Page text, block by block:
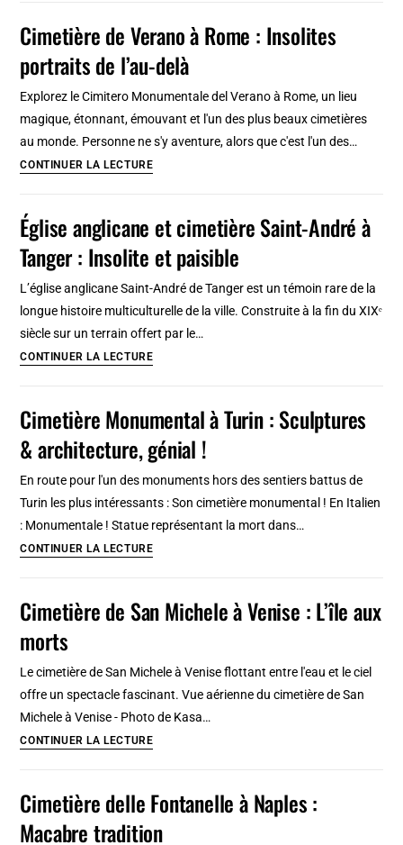
Tétouan
l’abandon
Cimetière de Verano à Rome : Insolites
portraits de l’au-delà
Explorez le Cimitero Monumentale del Verano à Rome, un lieu
magique, étonnant, émouvant et l'un des plus beaux cimetières
au monde. Personne ne s'y aventure, alors que c'est l'un des…
CONTINUER LA LECTURECimetière
à
Rome
de
l’au-
Église anglicane et cimetière Saint-André à
Tanger : Insolite et paisible
L’église anglicane Saint-André de Tanger est un témoin rare de la
longue histoire multiculturelle de la ville. Construite à la fin du XIXᵉ
siècle sur un terrain offert par le…
CONTINUER LA LECTUREÉglise
cimetière
Saint-
André
Insolite
paisible
Cimetière Monumental à Turin : Sculptures
& architecture, génial !
En route pour l'un des monuments hors des sentiers battus de
Turin les plus intéressants : Son cimetière monumental ! En Italien
: Monumentale ! Statue représentant la mort dans…
CONTINUER LA LECTURECimetière
Turin
!
Cimetière de San Michele à Venise : L’île aux
morts
Le cimetière de San Michele à Venise flottant entre l'eau et le ciel
offre un spectacle fascinant. Vue aérienne du cimetière de San
Michele à Venise - Photo de Kasa…
CONTINUER LA LECTURECimetière
Michele
à
Cimetière delle Fontanelle à Naples :
Macabre tradition